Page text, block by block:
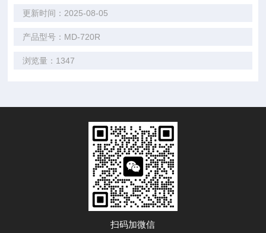
更新时间：2025-08-05
产品型号：MD-720R
浏览量：1347
扫码加微信